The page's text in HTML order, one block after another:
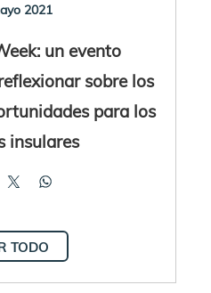
2021
un evento
sobre los
para los
insulares
TODO